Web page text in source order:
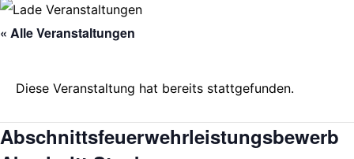
« Alle Veranstaltungen
Diese Veranstaltung hat bereits stattgefunden.
Abschnittsfeuerwehrleistungsbewerb